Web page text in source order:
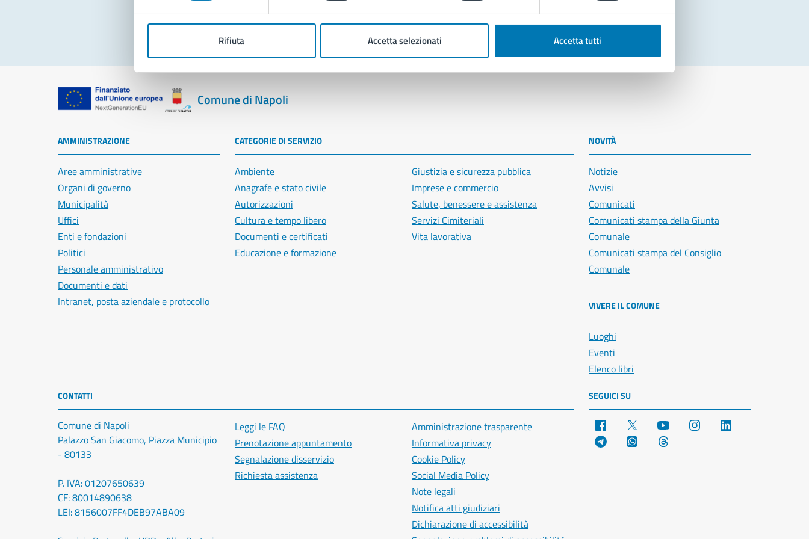
Rifiuta Accetta selezionati Accetta tutti
Segnala disservizio
Comune di Napoli
AMMINISTRAZIONE
Aree amministrative
Organi di governo
Municipalità
Uffici
Enti e fondazioni
Politici
Personale amministrativo
Documenti e dati
Intranet, posta aziendale e protocollo
CATEGORIE DI SERVIZIO
Ambiente
Anagrafe e stato civile
Autorizzazioni
Cultura e tempo libero
Documenti e certificati
Educazione e formazione
Giustizia e sicurezza pubblica
Imprese e commercio
Salute, benessere e assistenza
Servizi Cimiteriali
Vita lavorativa
NOVITÀ
Notizie
Avvisi
Comunicati
Comunicati stampa della Giunta
Comunale
Comunicati stampa del Consiglio
Comunale
VIVERE IL COMUNE
Luoghi
Eventi
Elenco libri
CONTATTI
Comune di Napoli
Palazzo San Giacomo, Piazza Municipio
- 80133
P. IVA: 01207650639
CF: 80014890638
LEI: 8156007FF4DEB97ABA09
Leggi le FAQ
Prenotazione appuntamento
Segnalazione disservizio
Richiesta assistenza
Amministrazione trasparente
Informativa privacy
Cookie Policy
Social Media Policy
Note legali
Notifica atti giudiziari
Dichiarazione di accessibilità
SEGUICI SU
Facebook YouTube Instagram
Telegram WhatsApp